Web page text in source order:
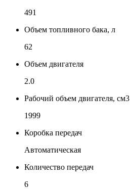
491
Объем топливного бака, л
62
Объем двигателя
2.0
Рабочий объем двигателя, см3
1999
Коробка передач
Автоматическая
Количество передач
6